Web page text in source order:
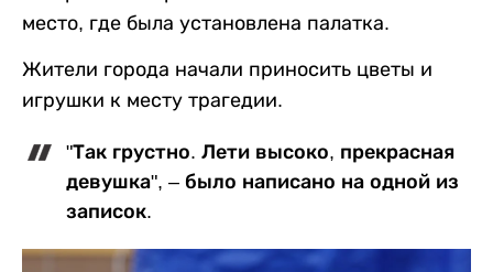
место, где была установлена палатка.
Жители города начали приносить цветы и
игрушки к месту трагедии.
"Так грустно. Лети высоко, прекрасная
девушка", – было написано на одной из
записок.